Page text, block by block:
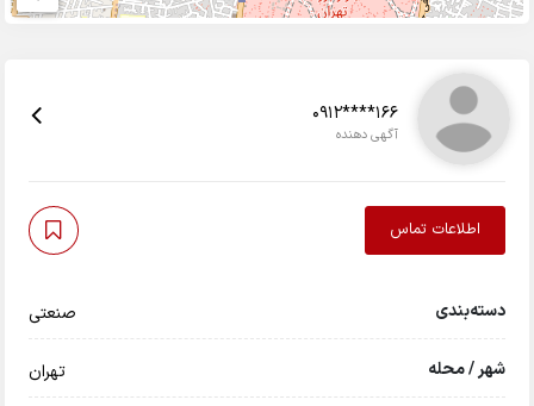
0912****166
آگهی دهنده
اطلاعات تماس
دسته‌بندی صنعتی
شهر / محله تهران